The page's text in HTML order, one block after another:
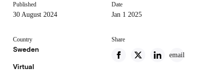
Published
30 August 2024
Date
Jan 1 2025
Country
Sweden
Virtual
Share
email